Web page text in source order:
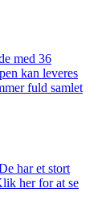
med 36
kan leveres
fuld samlet
har et stort
her for at se